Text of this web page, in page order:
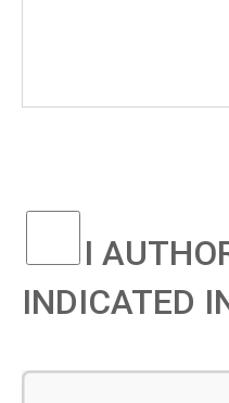
I
INDICATED